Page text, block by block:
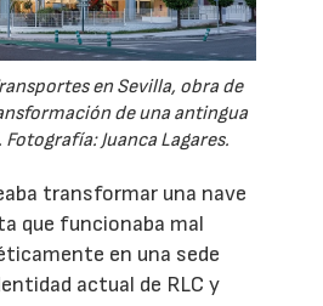
en Sevilla, obra de
de una antingua
Juanca Lagares.
transformar una nave
que funcionaba mal
en una sede
actual de RLC y